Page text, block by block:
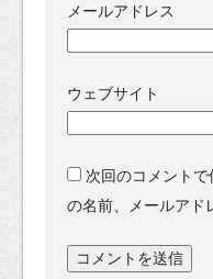
メールアドレス
ウェブサイト
次回のコメント
の名前、メールアド